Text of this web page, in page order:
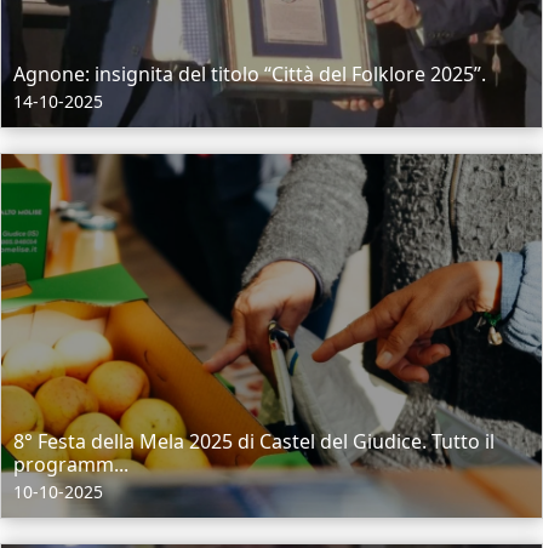
Agnone: insignita del titolo “Città del Folklore 2025”.
14-10-2025
8° Festa della Mela 2025 di Castel del Giudice. Tutto il
programm...
10-10-2025